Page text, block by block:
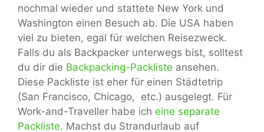
nochmal wieder und stattete New York und
Washington einen Besuch ab. Die USA haben
viel zu bieten, egal für welchen Reisezweck.
Falls du als Backpacker unterwegs bist, solltest
du dir die Backpacking-Packliste ansehen.
Diese Packliste ist eher für einen Städtetrip
(San Francisco, Chicago, etc.) ausgelegt. Für
Work-and-Traveller habe ich eine separate
Packliste. Machst du Strandurlaub auf